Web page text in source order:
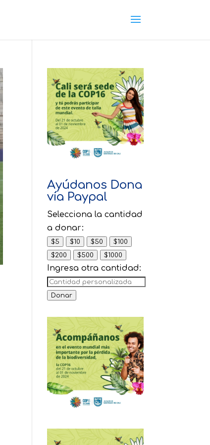
Ayúdanos Dona
vía Paypal
Selecciona la cantidad
a donar:
$5 $10 $50
$100
$200
$500 $1000
Ingresa otra cantidad:
Donar